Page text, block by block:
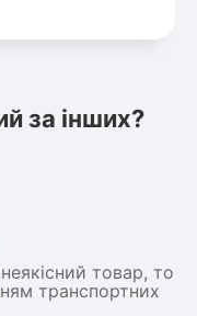
за інших?
товар, то
транспортних